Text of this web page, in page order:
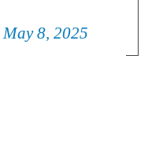
May 8, 2025